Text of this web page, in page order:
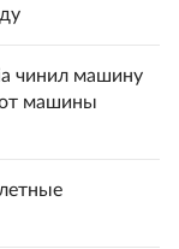
чинил машину
машины